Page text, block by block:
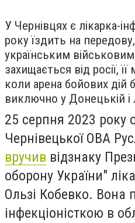
У Чернівцях є лікарка-
року їздить на
українським
захищається від росії,
коли арена бойових дій
виключно у Донецькій і
25 серпня 2023 року
Чернівецької ОВА
вручив відзнаку
оборону України"
Ользі Кобевко. Вона
інфекціоністкою в